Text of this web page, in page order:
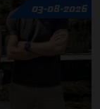
03-08-2026